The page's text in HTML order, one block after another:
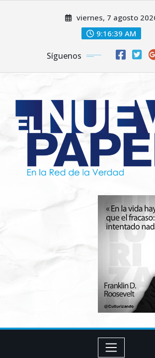
viernes, 7 agosto
9:16:41 AM
Síguenos